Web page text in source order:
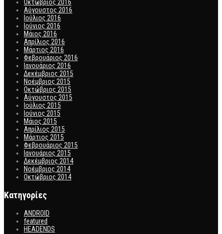
Οκτώβριος 2016
Αύγουστος 2016
Ιούλιος 2016
Ιούνιος 2016
Μάιος 2016
Απρίλιος 2016
Μάρτιος 2016
Φεβρουάριος 2016
Ιανουάριος 2016
Δεκέμβριος 2015
Νοέμβριος 2015
Οκτώβριος 2015
Αύγουστος 2015
Ιούλιος 2015
Ιούνιος 2015
Μάιος 2015
Απρίλιος 2015
Μάρτιος 2015
Φεβρουάριος 2015
Ιανουάριος 2015
Δεκέμβριος 2014
Νοέμβριος 2014
Οκτώβριος 2014
Kατηγορίες
ANDROID
featured
HEADENDS